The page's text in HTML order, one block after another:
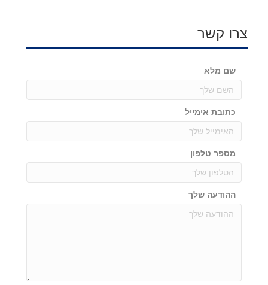
צרו קשר
שם מלא
כתובת אימייל
מספר טלפון
ההודעה שלך